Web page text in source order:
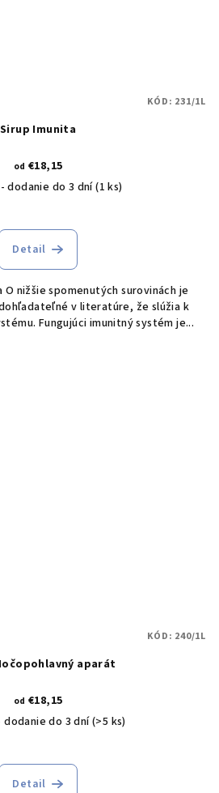
Sirup Imunita
od €18,15
dodanie do 3 dní(1 ks)
Detail
O nižšie spomenutých surovinách je
v literatúre, že slúžia k
Fungujúci imunitný systém je...
KÓD: 231/1L
aparát
od €18,15
dodanie do 3 dní(>5 ks)
Detail
KÓD: 240/1L